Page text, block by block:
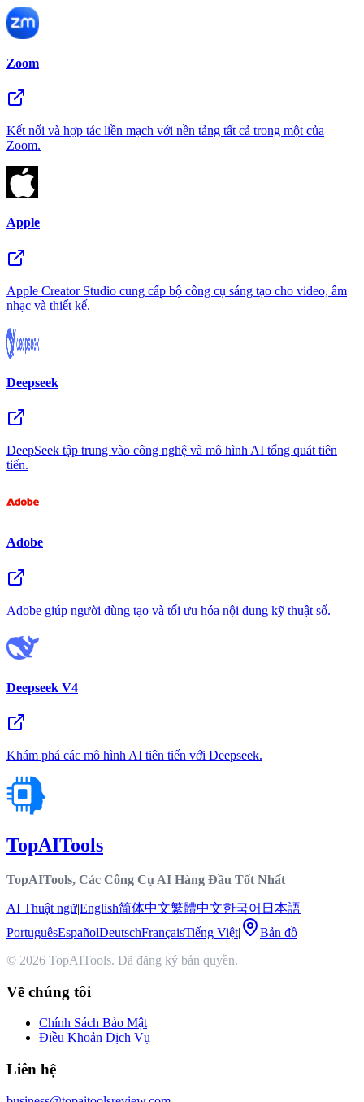
Zoom
Kết nối và hợp tác liền mạch với nền tảng tất cả trong một của
Zoom.
Apple
Apple Creator Studio cung cấp bộ công cụ sáng tạo cho video, âm
nhạc và thiết kế.
Deepseek
DeepSeek tập trung vào công nghệ và mô hình AI tổng quát tiên
tiến.
Adobe
Adobe giúp người dùng tạo và tối ưu hóa nội dung kỹ thuật số.
Deepseek V4
Khám phá các mô hình AI tiên tiến với Deepseek.
TopAITools
TopAITools, Các Công Cụ AI Hàng Đầu Tốt Nhất
AI Thuật ngữ|English简体中文繁體中文한국어 日本語
PortuguêsEspañolDeutschFrançaisTiếng Việt|
Bản đồ
© 2026 TopAITools. Đã đăng ký bản quyền.
Về chúng tôi
Chính Sách Bảo Mật
Điều Khoản Dịch Vụ
Liên hệ